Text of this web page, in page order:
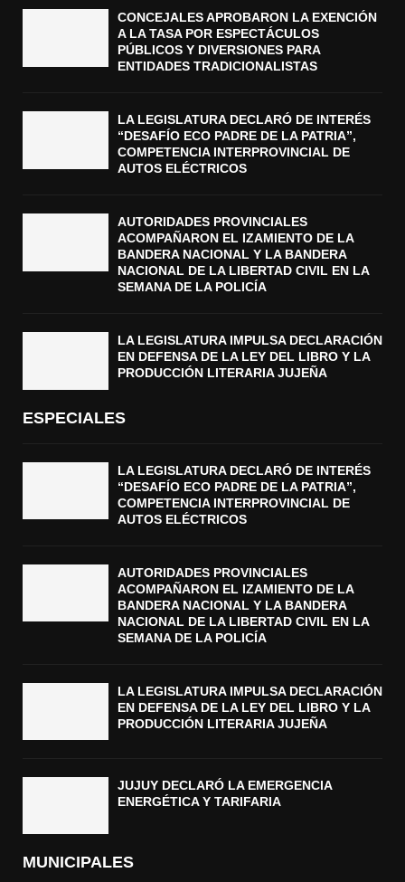
CONCEJALES APROBARON LA EXENCIÓN
A LA TASA POR ESPECTÁCULOS
PÚBLICOS Y DIVERSIONES PARA
ENTIDADES TRADICIONALISTAS
LA LEGISLATURA DECLARÓ DE INTERÉS
“DESAFÍO ECO PADRE DE LA PATRIA”,
COMPETENCIA INTERPROVINCIAL DE
AUTOS ELÉCTRICOS
AUTORIDADES PROVINCIALES
ACOMPAÑARON EL IZAMIENTO DE LA
BANDERA NACIONAL Y LA BANDERA
NACIONAL DE LA LIBERTAD CIVIL EN LA
SEMANA DE LA POLICÍA
LA LEGISLATURA IMPULSA DECLARACIÓN
EN DEFENSA DE LA LEY DEL LIBRO Y LA
PRODUCCIÓN LITERARIA JUJEÑA
ESPECIALES
LA LEGISLATURA DECLARÓ DE INTERÉS
“DESAFÍO ECO PADRE DE LA PATRIA”,
COMPETENCIA INTERPROVINCIAL DE
AUTOS ELÉCTRICOS
AUTORIDADES PROVINCIALES
ACOMPAÑARON EL IZAMIENTO DE LA
BANDERA NACIONAL Y LA BANDERA
NACIONAL DE LA LIBERTAD CIVIL EN LA
SEMANA DE LA POLICÍA
LA LEGISLATURA IMPULSA DECLARACIÓN
EN DEFENSA DE LA LEY DEL LIBRO Y LA
PRODUCCIÓN LITERARIA JUJEÑA
JUJUY DECLARÓ LA EMERGENCIA
ENERGÉTICA Y TARIFARIA
MUNICIPALES